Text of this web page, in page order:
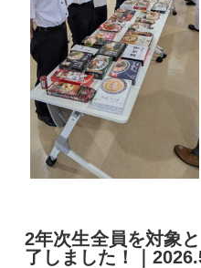
2年次生全員を対象
了しました！｜